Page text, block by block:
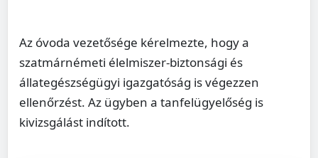
Az óvoda vezetősége kérelmezte, hogy a
szatmárnémeti élelmiszer-biztonsági és
állategészségügyi igazgatóság is végezzen
ellenőrzést. Az ügyben a tanfelügyelőség is
kivizsgálást indított.